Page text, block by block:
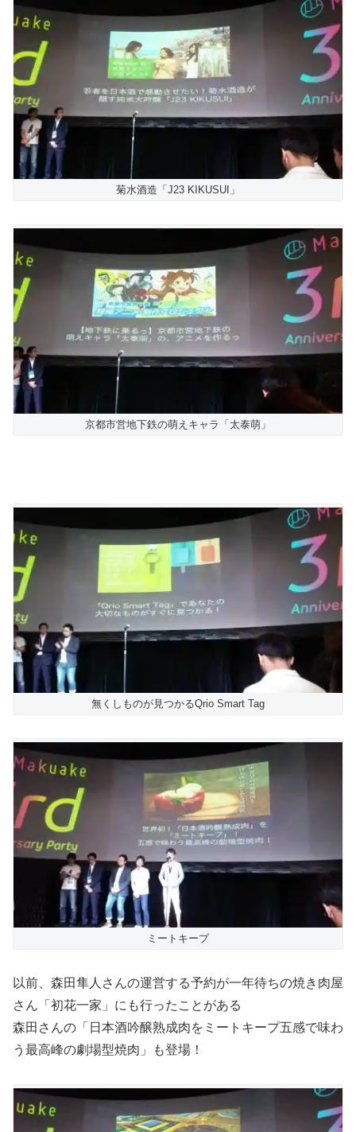
菊水酒造「J23 KIKUSUI」
京都市営地下鉄の萌えキャラ「太泰萌」
無くしものが見つかるQrio Smart Tag
ミートキープ
以前、森田隼人さんの運営する予約が一年待ちの焼き肉屋
さん「初花一家」にも行ったことがある
森田さんの「日本酒吟醸熟成肉をミートキープ五感で味わ
う最高峰の劇場型焼肉」も登場！